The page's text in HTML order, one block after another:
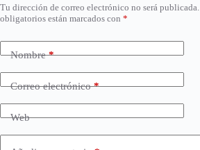
Tu dirección de correo electrónico no será publicada.
obligatorios están marcados con *
Nombre*
Correo electrónico*
Web